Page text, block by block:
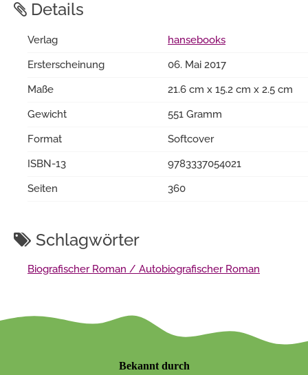
Details
Verlag
hansebooks
Ersterscheinung
06. Mai 2017
Maße
21.6 cm x 15.2 cm x 2.5 cm
Gewicht
551 Gramm
Format
Softcover
ISBN-13
9783337054021
Seiten
360
Schlagwörter
Biografischer Roman / Autobiografischer Roman
Bekannt durch